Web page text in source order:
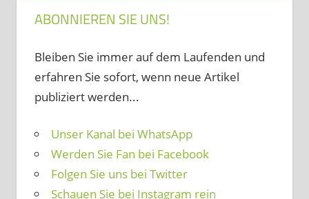
ABONNIEREN SIE UNS!
Bleiben Sie immer auf dem Laufenden und
erfahren Sie sofort, wenn neue Artikel
publiziert werden...
Unser Kanal bei WhatsApp
Werden Sie Fan bei Facebook
Folgen Sie uns bei Twitter
Schauen Sie bei Instagram rein